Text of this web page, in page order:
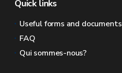
Quick links
Useful forms and documents
FAQ
Qui sommes-nous?